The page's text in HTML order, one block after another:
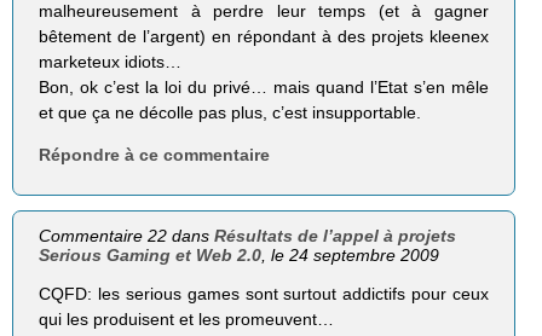
malheureusement à perdre leur temps (et à gagner
bêtement de l’argent) en répondant à des projets kleenex
marketeux idiots…
Bon, ok c’est la loi du privé… mais quand l’Etat s’en mêle
et que ça ne décolle pas plus, c’est insupportable.
Répondre à ce commentaire
Commentaire 22 dansRésultats de l’appel à projets
Serious Gaming et Web 2.0, le 24 septembre 2009
CQFD: les serious games sont surtout addictifs pour ceux
qui les produisent et les promeuvent…